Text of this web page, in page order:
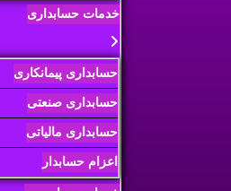
خدمات حسابداری
حسابداری پیمانکاری
حسابداری صنعتی
حسابداری مالیاتی
اعزام حسابدار